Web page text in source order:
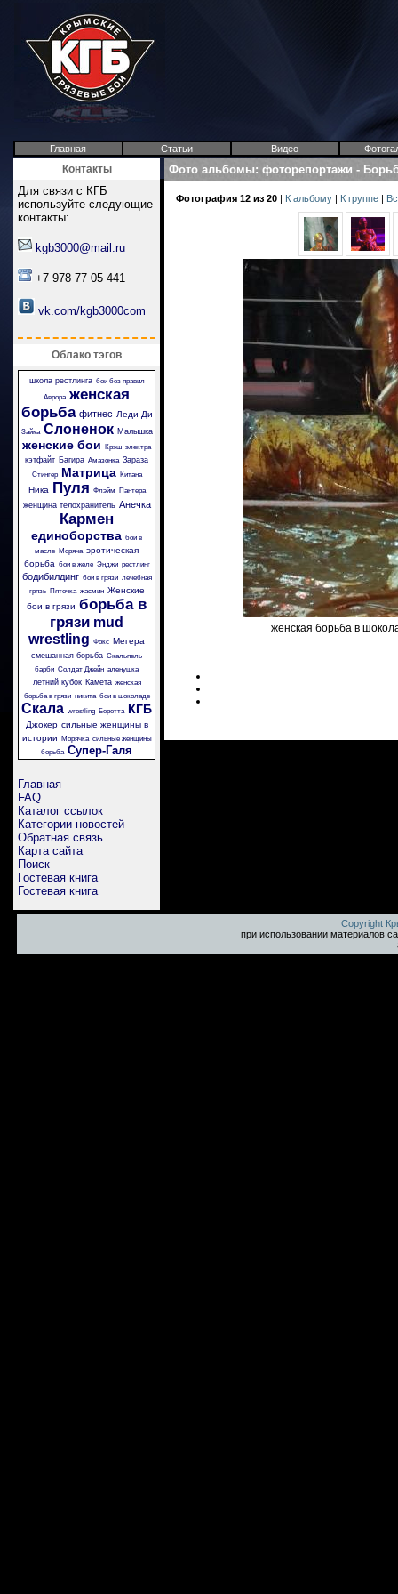
Главная Статьи Видео
Контакты
Для связи с КГБ
используйте следующие
контакты:
kgb3000@mail.ru
+7 978 77 05 441
vk.com/kgb3000com
Облако тэгов
школа рестлинга бои без правил
Аврора женская
борьба фитнес Леди Ди
Зайка Слоненок Малышка
женские бои Крэш электра
кэтфайт Багира Амазонка Зараза
Стингер Матрица Китана
Ника Пуля Флэйм Пантера
женщина телохранитель Анечка
Кармен
единоборства бои в
масле Моряча эротическая
борьба бои в желе Энджи рестлинг
бодибилдинг бои в грязи лечебная
грязь
Пяточка жасмин Женские
бои в грязи борьба в
грязи mud
wrestling Фокс Мегера
смешанная борьба Скальпель
барби Солдат Джейн аленушка
летний кубок Камета женская
борьба в грязи никита бои в шоколаде
Скала wrestling Беретта КГБ
Джокер сильные женщины в
истории
Морячка сильные женщины
борьба Супер-Галя
Главная
FAQ
Каталог ссылок
Категории новостей
Обратная связь
Карта сайта
Поиск
Гостевая книга
Гостевая книга
Фото альбомы: фоторепортажи -
Фотография 12 из 20 | К альбому | К группе |
женская борьба в
Copyright
при использовании материалов